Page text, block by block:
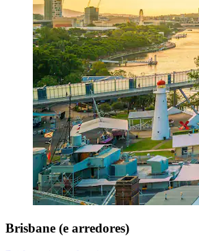
Brisbane (e arredores)